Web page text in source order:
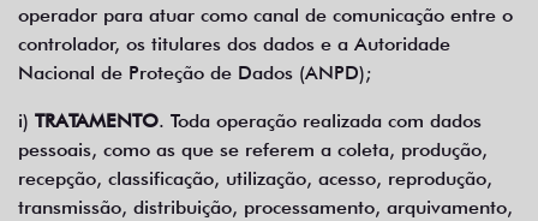
operador para atuar como canal de comunicação entre o
controlador, os titulares dos dados e a Autoridade
Nacional de Proteção de Dados (ANPD);
i) TRATAMENTO. Toda operação realizada com dados
pessoais, como as que se referem a coleta, produção,
recepção, classificação, utilização, acesso, reprodução,
transmissão, distribuição, processamento, arquivamento,